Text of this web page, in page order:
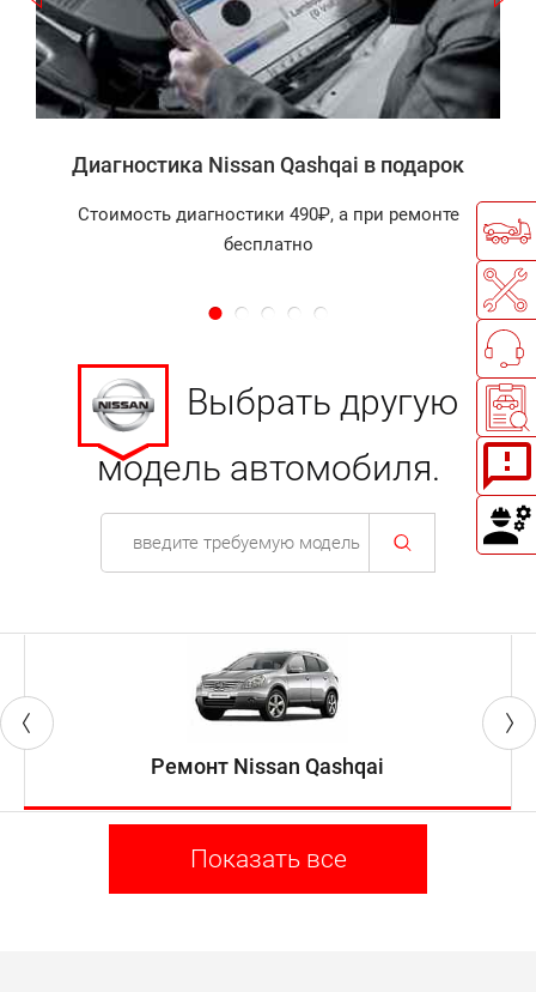
Диагностика Nissan Qashqai в подарок
Стоимость диагностики 490₽, а при ремонте
бесплатно
Выбрать другую
модель автомобиля.
Ремонт Nissan Qashqai
Показать все